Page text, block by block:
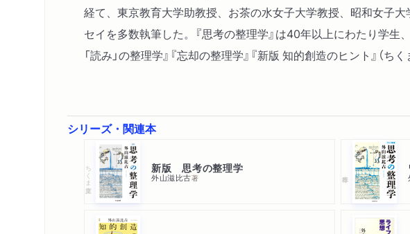
経て、東京教育大学助教授、お茶の水女子大学教授、昭和女子
セイを多数執筆した。『思考の整理学』は40年以上にわたり学
「読み」の整理学』『忘却の整理学』『新版 知的創造のヒント』（ちく
シリーズ・関連本
ちくま文庫 新版 思考の整理学
外山滋比古著